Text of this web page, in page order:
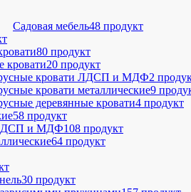
Садовая мебель48 продукт
80 продукт
кровати20 продукт
кровати ЛДСП и МДФ2
кровати металлические9
деревянные кровати4 продукт
58 продукт
и МДФ108 продукт
64 продукт
30 продукт